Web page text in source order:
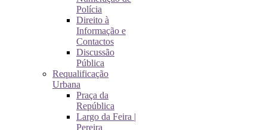
Polícia
Direito à
Informação e
Contactos
Discussão
Pública
Requalificação
Urbana
Praça da
República
Largo da Feira |
Pereira